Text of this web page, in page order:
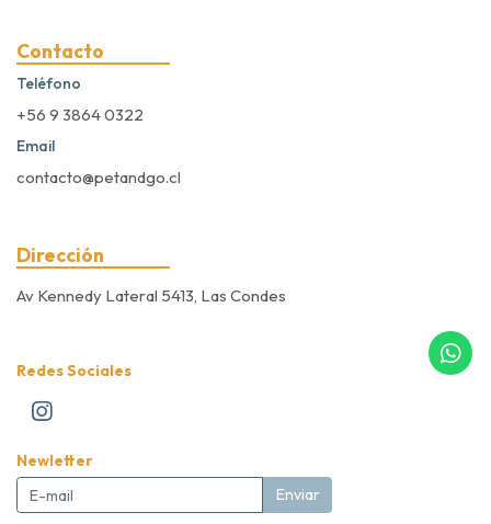
Contacto
Teléfono
+56 9 3864 0322
Email
contacto@petandgo.cl
Dirección
Av Kennedy Lateral 5413, Las Condes
Redes Sociales
Newletter
Enviar